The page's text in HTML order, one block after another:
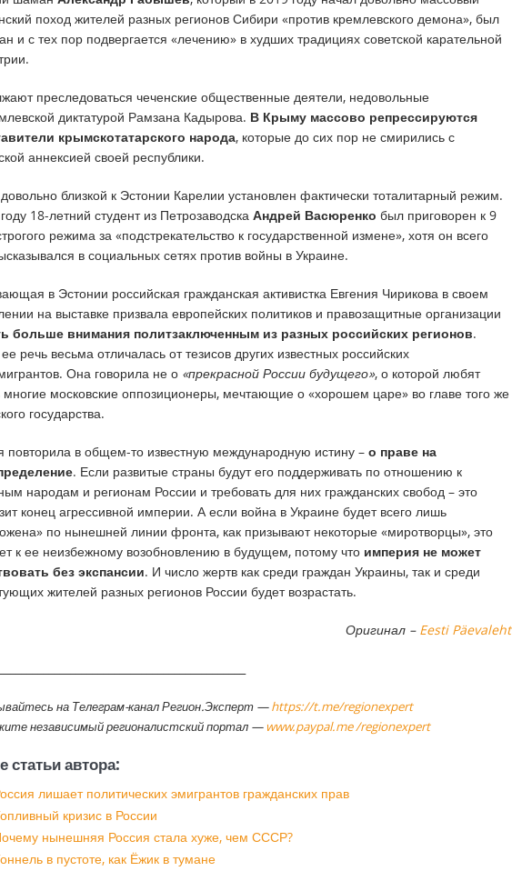
поход жителей разных регионов Сибири «против кремлевского демона», был
и с тех пор подвергается «лечению» в худших традициях советской карательной
преследоваться чеченские общественные деятели, недовольные
диктатурой Рамзана Кадырова. В Крыму массово репрессируются
крымскотатарского народа, которые до сих пор не смирились с
аннексией своей республики.
близкой к Эстонии Карелии установлен фактически тоталитарный режим.
18-летний студент из Петрозаводска Андрей Васюренко был приговорен к 9
режима за «подстрекательство к государственной измене», хотя он всего
в социальных сетях против войны в Украине.
в Эстонии российская гражданская активистка Евгения Чирикова в своем
на выставке призвала европейских политиков и правозащитные организации
больше внимания политзаключенным из разных российских регионов.
ее речь весьма отличалась от тезисов других известных российских
Она говорила не о «прекрасной России будущего», о которой любят
многие московские оппозиционеры, мечтающие о «хорошем царе» во главе того же
государства.
повторила в общем-то известную международную истину – о праве на
. Если развитые страны будут его поддерживать по отношению к
народам и регионам России и требовать для них гражданских свобод – это
конец агрессивной империи. А если война в Украине будет всего лишь
по нынешней линии фронта, как призывают некоторые «миротворцы», это
к ее неизбежному возобновлению в будущем, потому что империя не может
без экспансии. И число жертв как среди граждан Украины, так и среди
жителей разных регионов России будет возрастать.
Оригинал – Eesti Päevaleht
на Телеграм-канал Регион.Эксперт —https://t.me/regionexpert
независимый регионалистский портал — www.paypal.me /regionexpert
статьи автора:
лишает политических эмигрантов гражданских прав
кризис в России
нынешняя Россия стала хуже, чем СССР?
в пустоте, как Ёжик в тумане